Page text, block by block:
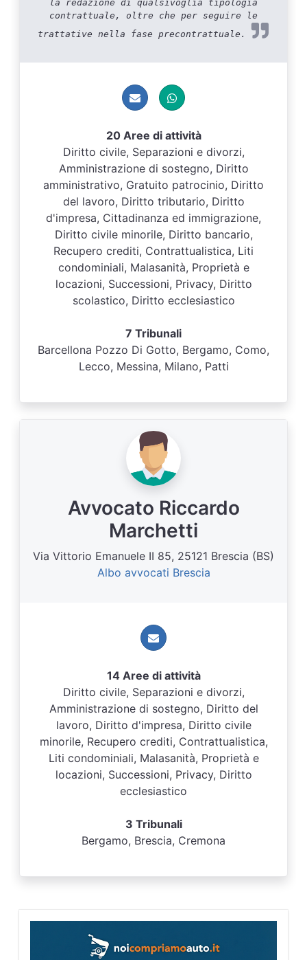
la redazione di qualsivoglia tipologia
contrattuale, oltre che per seguire le
trattative nella fase precontrattuale.
20 Aree di attività
Diritto civile, Separazioni e divorzi,
Amministrazione di sostegno, Diritto
amministrativo, Gratuito patrocinio, Diritto
del lavoro, Diritto tributario, Diritto
d'impresa, Cittadinanza ed immigrazione,
Diritto civile minorile, Diritto bancario,
Recupero crediti, Contrattualistica, Liti
condominiali, Malasanità, Proprietà e
locazioni, Successioni, Privacy, Diritto
scolastico, Diritto ecclesiastico
7 Tribunali
Barcellona Pozzo Di Gotto, Bergamo, Como,
Lecco, Messina, Milano, Patti
Avvocato Riccardo
Marchetti
Via Vittorio Emanuele II 85, 25121 Brescia (BS)
Albo avvocati Brescia
14 Aree di attività
Diritto civile, Separazioni e divorzi,
Amministrazione di sostegno, Diritto del
lavoro, Diritto d'impresa, Diritto civile
minorile, Recupero crediti, Contrattualistica,
Liti condominiali, Malasanità, Proprietà e
locazioni, Successioni, Privacy, Diritto
ecclesiastico
3 Tribunali
Bergamo, Brescia, Cremona